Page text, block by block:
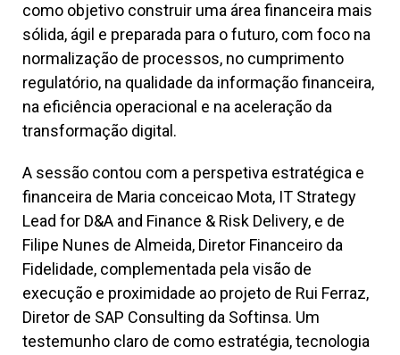
como objetivo construir uma área financeira mais
sólida, ágil e preparada para o futuro, com foco na
normalização de processos, no cumprimento
regulatório, na qualidade da informação financeira,
na eficiência operacional e na aceleração da
transformação digital.
A sessão contou com a perspetiva estratégica e
financeira de Maria conceicao Mota, IT Strategy
Lead for D&A and Finance & Risk Delivery, e de
Filipe Nunes de Almeida, Diretor Financeiro da
Fidelidade, complementada pela visão de
execução e proximidade ao projeto de Rui Ferraz,
Diretor de SAP Consulting da Softinsa. Um
testemunho claro de como estratégia, tecnologia